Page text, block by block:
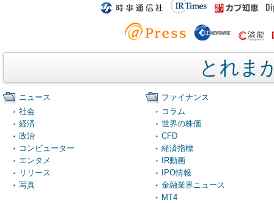
とれま
ニュース
社会
経済
政治
コンピューター
エンタメ
リリース
写真
ファイナンス
コラム
世界の株価
CFD
経済指標
IR動画
IPO情報
金融業界ニュース
MT4